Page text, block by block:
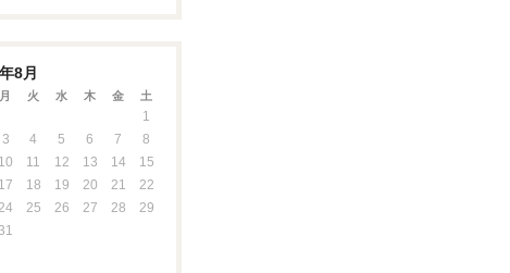
8月
月 火 水 木 金 土
1
3 4 5 6 7
8
10 11 12 13 14
15
17 18 19 20 21
22
25 26 27 28
29